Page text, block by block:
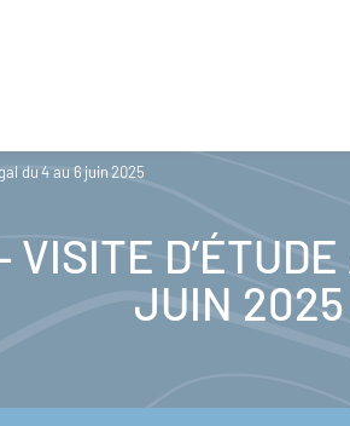
du 4 au 6 juin 2025
JUIN 2025